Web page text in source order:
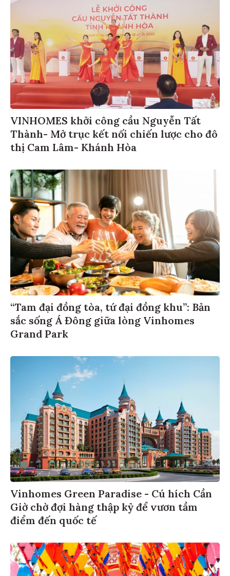
VINHOMES khởi công cầu Nguyễn Tất
Thành- Mở trục kết nối chiến lược cho đô
thị Cam Lâm- Khánh Hòa
“Tam đại đồng tòa, tứ đại đồng khu”: Bản
sắc sống Á Đông giữa lòng Vinhomes
Grand Park
Vinhomes Green Paradise - Cú hích Cần
Giờ chờ đợi hàng thập kỷ để vươn tầm
điểm đến quốc tế